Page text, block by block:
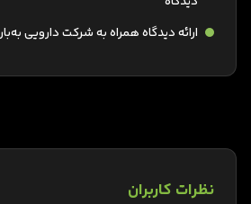
ارائه دیدگاه همراه به شرکت دارویی
نظرات کاربران